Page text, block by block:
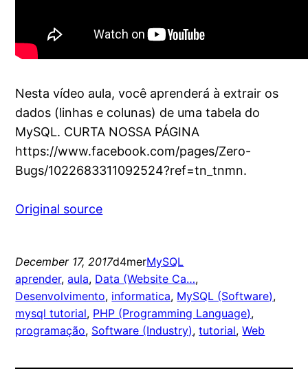
Nesta vídeo aula, você aprenderá à extrair os
dados (linhas e colunas) de uma tabela do
MySQL. CURTA NOSSA PÁGINA
https://www.facebook.com/pages/Zero-
Bugs/1022683311092524?ref=tn_tnmn.
Original source
December 17, 2017d4merMySQL
aprender, aula, Data (Website Ca…
Desenvolvimento, informatica, MySQL (Software)
mysql tutorial, PHP (Programming Language)
programação, Software (Industry), tutorial, Web